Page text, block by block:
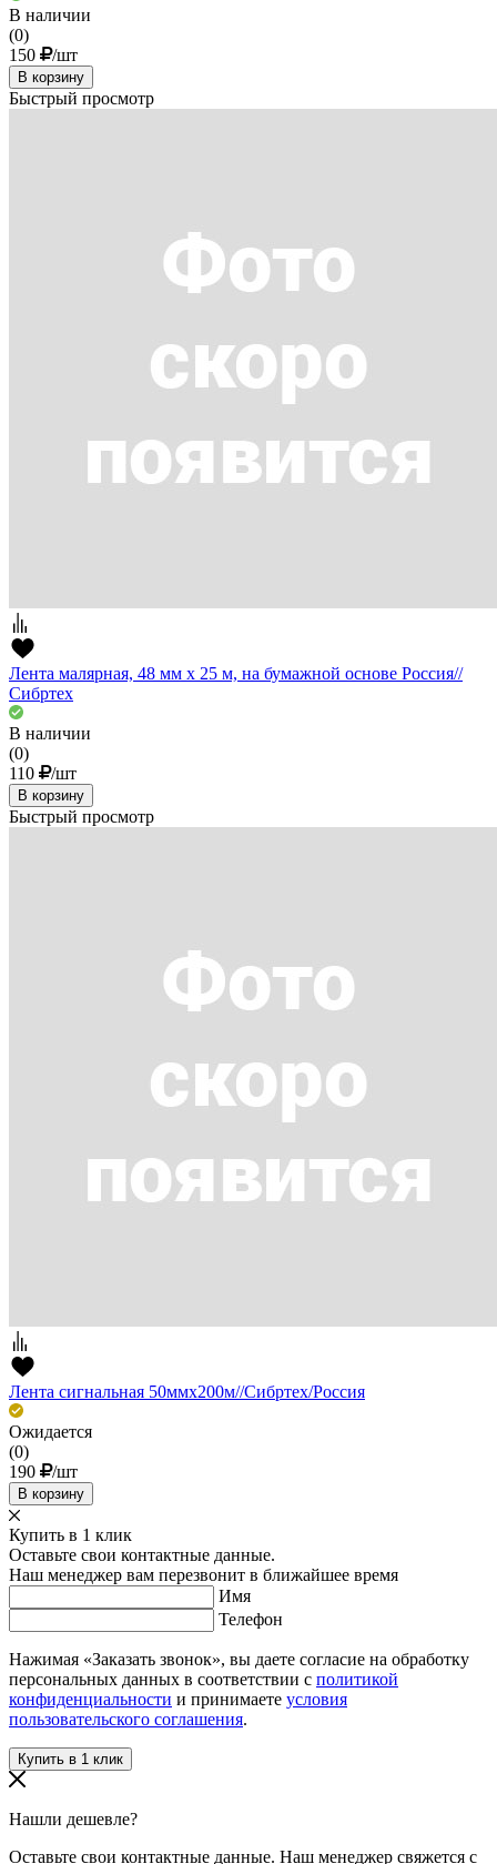
В наличии
(0)
150
/шт
В корзину
Быстрый просмотр
Лента малярная, 48 мм х 25 м, на бумажной основе Россия//
Сибртех
В наличии
(0)
110
/шт
В корзину
Быстрый просмотр
Лента сигнальная 50ммх200м//Сибртех/Россия
Ожидается
(0)
190
/шт
В корзину
Купить в 1 клик
Оставьте свои контактные данные.
Наш менеджер вам перезвонит в ближайшее время
Имя
Телефон
Нажимая «Заказать звонок», вы даете согласие на обработку
персональных данных в соответствии с политикой
конфиденциальности и принимаете условия
пользовательского соглашения.
Нашли дешевле?
Оставьте свои контактные данные. Наш менеджер свяжется с